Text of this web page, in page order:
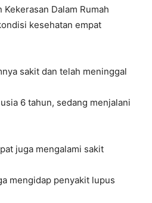
Dalam Rumah
kesehatan empat
sakit dan telah meninggal
6 tahun, sedang menjalani
juga mengalami sakit
mengidap penyakit lupus